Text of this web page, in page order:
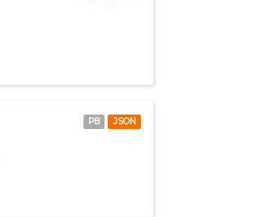
PB JSON